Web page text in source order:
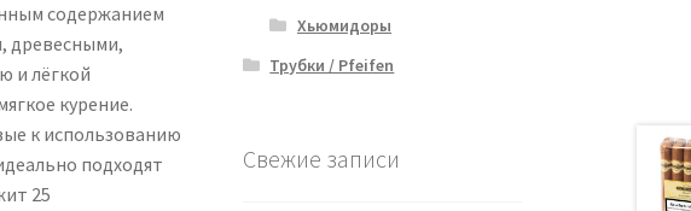
содержанием
древесными,
и лёгкой
курение.
к использованию
подходят
25
Хьюмидоры
Трубки / Pfeifen
Свежие записи